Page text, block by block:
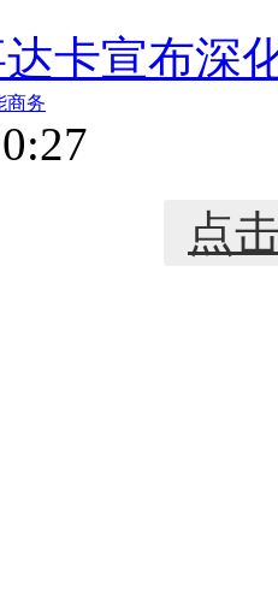
卡宣布深
商务
点